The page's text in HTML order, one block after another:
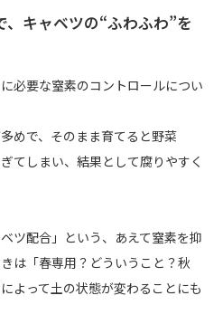
キャベツの“ふわふわ”を
必要な窒素のコントロールについ
めで、そのまま育てると野菜
てしまい、結果として腐りやすく
ツ配合」という、あえて窒素を抑
は「春専用？どういうこと？秋
よって土の状態が変わることにも